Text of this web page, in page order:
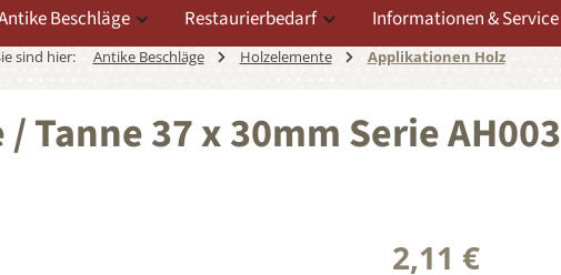
Beschläge Restaurierbedarf Informationen & Service
sind hier: Antike Beschläge Holzelemente Applikationen Holz
Tanne 37 x 30mm Serie AH003
2,11 €